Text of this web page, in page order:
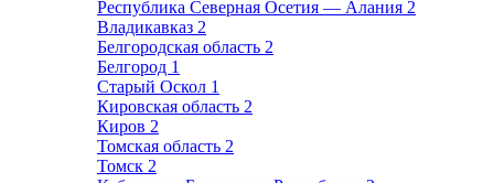
Республика Северная Осетия — Алания 2
Владикавказ 2
Белгородская область 2
Белгород 1
Старый Оскол 1
Кировская область 2
Киров 2
Томская область 2
Томск 2